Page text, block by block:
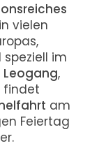
vielen
speziell im
Leogang,
findet
am
Feiertag